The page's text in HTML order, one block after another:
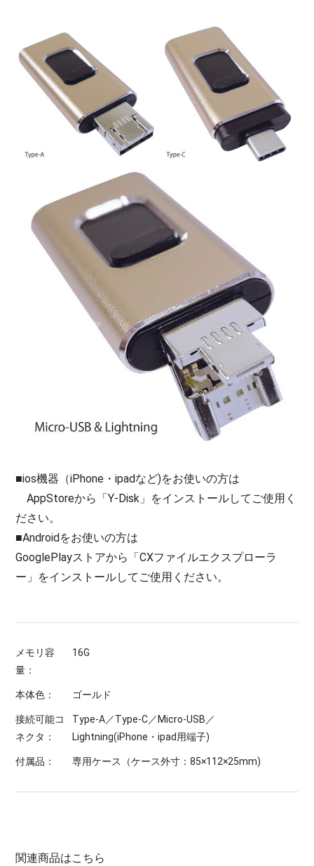
■ios機器（iPhone・ipadなど)をお使いの方は
AppStoreから「Y-Disk」をインストールしてご使用く
ださい。
■Androidをお使いの方は
GooglePlayストアから「CXファイルエクスプローラ
ー」をインストールしてご使用ください。
メモリ容
量：
16G
本体色： ゴールド
接続可能コ
ネクタ：
Type-A／Type-C／Micro-USB／
Lightning(iPhone・ipad用端子)
付属品： 専用ケース（ケース外寸：85×112×25mm)
関連商品はこちら